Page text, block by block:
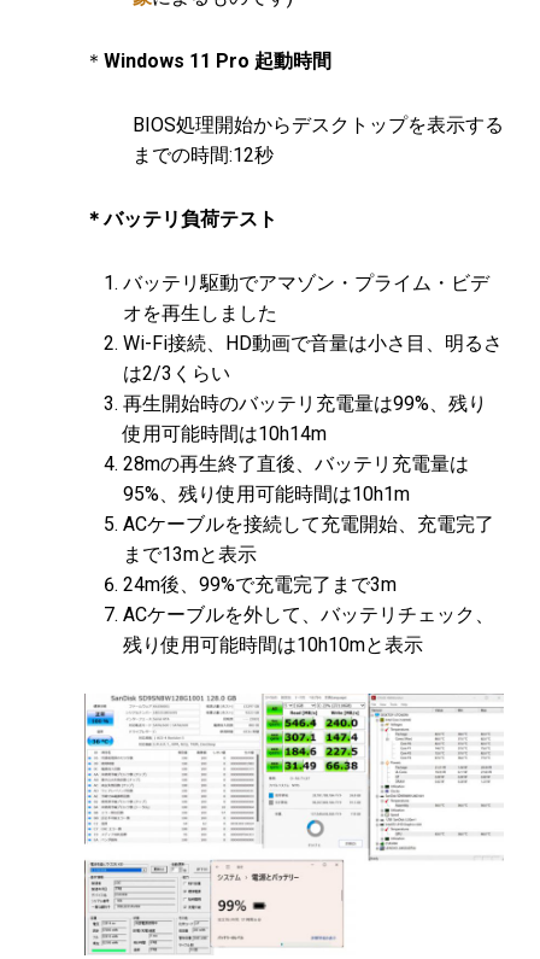
＊ Windows 11 Pro 起動時間
BIOS処理開始からデスクトップを表示する
までの時間:12秒
＊バッテリ負荷テスト
バッテリ駆動でアマゾン・プライム・ビデ
オを再生しました
Wi-Fi接続、HD動画で音量は小さ目、明るさ
は2/3くらい
再生開始時のバッテリ充電量は99%、残り
使用可能時間は10h14m
28mの再生終了直後、バッテリ充電量は
95%、残り使用可能時間は10h1m
ACケーブルを接続して充電開始、充電完了
まで13mと表示
24m後、99%で充電完了まで3m
ACケーブルを外して、バッテリチェック、
残り使用可能時間は10h10mと表示